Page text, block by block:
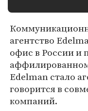
агентство
офис в России и
Edelman стало
говорится в
компаний.